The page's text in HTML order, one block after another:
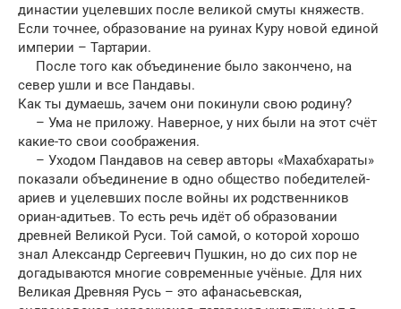
династии уцелевших после великой смуты княжеств.
Если точнее, образование на руинах Куру новой единой
империи – Тартарии.
После того как объединение было закончено, на
север ушли и все Пандавы.
Как ты думаешь, зачем они покинули свою родину?
– Ума не приложу. Наверное, у них были на этот счёт
какие-то свои соображения.
– Уходом Пандавов на север авторы «Махабхараты»
показали объединение в одно общество победителей-
ариев и уцелевших после войны их родственников
ориан-адитьев. То есть речь идёт об образовании
древней Великой Руси. Той самой, о которой хорошо
знал Александр Сергеевич Пушкин, но до сих пор не
догадываются многие современные учёные. Для них
Великая Древняя Русь – это афанасьевская,